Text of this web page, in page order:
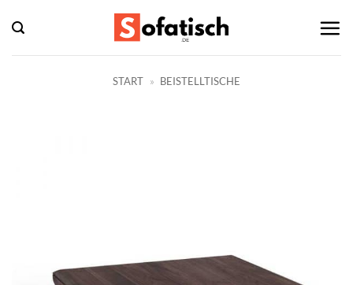
Inhalt
springen
START » BEISTELLTISCHE